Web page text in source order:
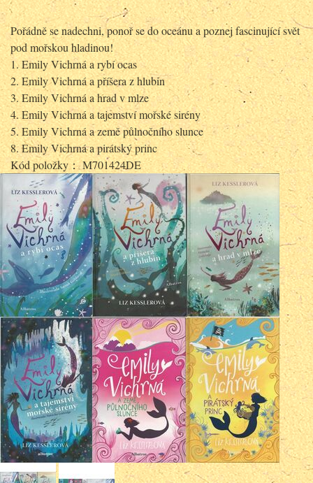
Pořádně se nadechni, ponoř se do oceánu a poznej fascinující svět
pod mořskou hladinou!
1. Emily Vichrná a rybí ocas
2. Emily Vichrná a příšera z hlubin
3. Emily Vichrná a hrad v mlze
4. Emily Vichrná a tajemství mořské sirény
5. Emily Vichrná a země půlnočního slunce
8. Emily Vichrná a pirátský princ
Kód položky： M701424DE